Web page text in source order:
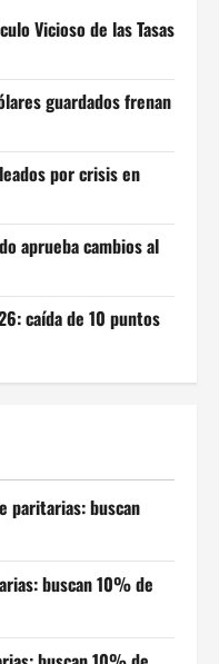
Vicioso de las Tasas
guardados frenan
por crisis en
aprueba cambios al
caída de 10 puntos
paritarias: buscan
buscan 10% de